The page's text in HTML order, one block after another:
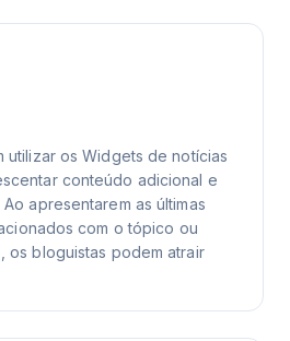
utilizar os Widgets de notícias
conteúdo adicional e
apresentarem as últimas
com o tópico ou
os bloguistas podem atrair